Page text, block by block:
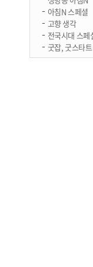
아침N 스페셜
고향 생각
전국시대 스페
굿잡, 굿스타트